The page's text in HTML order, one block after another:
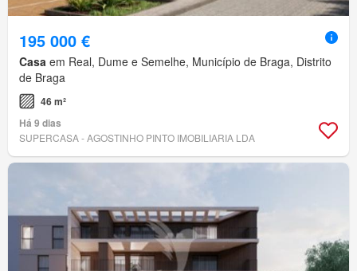
195 000 €
Casa em Real, Dume e Semelhe, Município de Braga, Distrito
de Braga
46 m²
Há 9 dias
SUPERCASA - AGOSTINHO PINTO IMOBILIARIA LDA